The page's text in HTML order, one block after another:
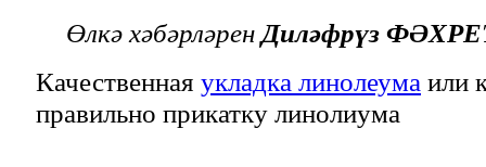
Өлкә хәбәрләрен Диләфрүз
Качественная укладка линолеума или
правильно прикатку линолиума